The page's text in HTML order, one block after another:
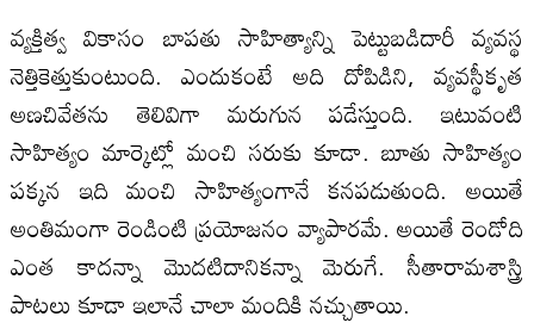
వ్యక్తిత్వ వికాసం బాపతు సాహిత్యాన్ని పెట్టుబడిదారీ వ్యవస్థ
నెత్తికెత్తుకుంటుంది. ఎందుకంటే అది దోపిడిని, వ్యవస్థీకృత
అణచివేతను తెలివిగా మరుగున పడేస్తుంది. ఇటువంటి
సాహిత్యం మార్కెట్లో మంచి సరుకు కూడా. బూతు సాహిత్యం
పక్కన ఇది మంచి సాహిత్యంగానే కనపడుతుంది. అయితే
అంతిమంగా రెండింటి ప్రయోజనం వ్యాపారమే. అయితే రెండోది
ఎంత కాదన్నా మొదటిదానికన్నా మెరుగే. సీతారామశాస్త్రి
పాటలు కూడా ఇలానే చాలా మందికి నచ్చుతాయి.